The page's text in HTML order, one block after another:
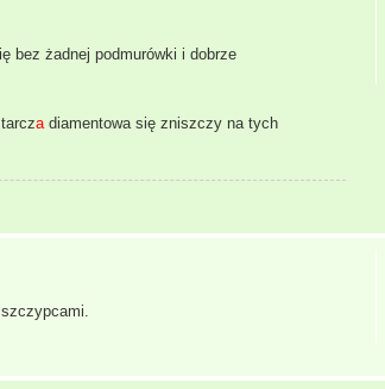
bez żadnej podmurówki i dobrze
adiamentowa się zniszczy na tych